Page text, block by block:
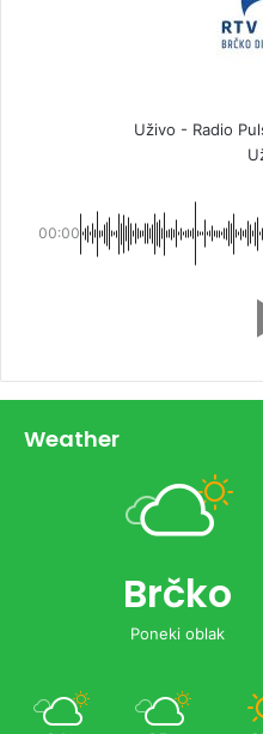
Uživo - Radio
00:00
Weather
Brčko
Poneki oblak